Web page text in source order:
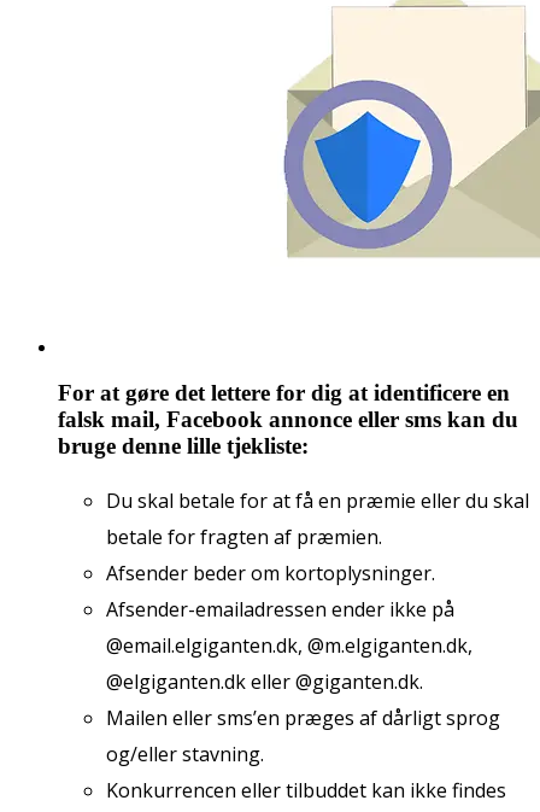
For at gøre det lettere for dig at identificere en
falsk mail, Facebook annonce eller sms kan du
bruge denne lille tjekliste:
Du skal betale for at få en præmie eller du skal
betale for fragten af præmien.
Afsender beder om kortoplysninger.
Afsender-emailadressen ender ikke på
@email.elgiganten.dk, @m.elgiganten.dk,
@elgiganten.dk eller @giganten.dk.
Mailen eller sms’en præges af dårligt sprog
og/eller stavning.
Konkurrencen eller tilbuddet kan ikke findes